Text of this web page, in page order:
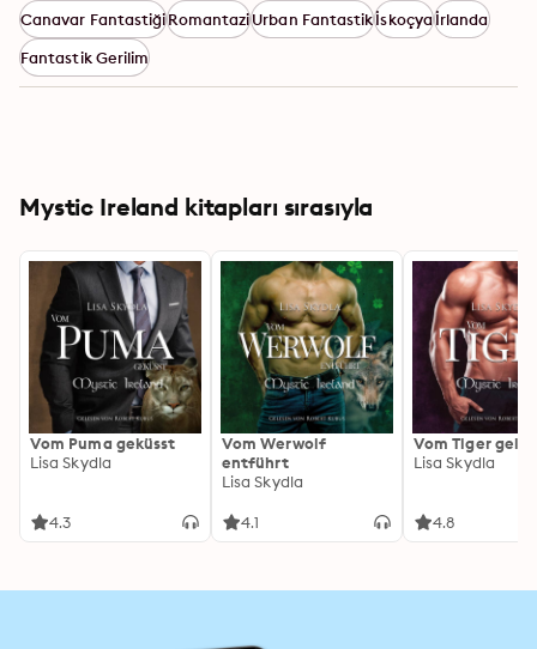
Canavar FantastiğiRomantaziUrban Fantastikİskoçyaİrlanda
Fantastik Gerilim
Mystic Ireland kitapları sırasıyla
Vom Puma geküsst
Lisa Skydla
4.3
Vom Werwolf
entführt
Lisa Skydla
4.1
Vom Tiger
Lisa Skydla
4.8